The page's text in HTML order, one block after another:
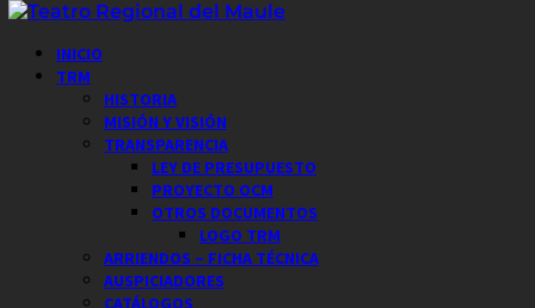
Saltar
contenido
Menú
principal
INICIO
TRM
HISTORIA
MISIÓN Y VISIÓN
TRANSPARENCIA
LEY DE PRESUPUESTO
PROYECTO OCM
OTROS DOCUMENTOS
LOGO TRM
ARRIENDOS – FICHA TÉCNICA
AUSPICIADORES
CATÁLOGOS